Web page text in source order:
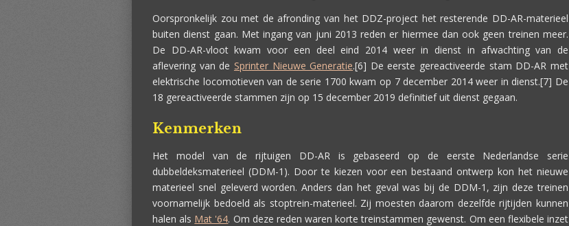
Oorspronkelijk zou met de afronding van het DDZ-project het resterende DD-AR-materieel
buiten dienst gaan. Met ingang van juni 2013 reden er hiermee dan ook geen treinen meer.
De DD-AR-vloot kwam voor een deel eind 2014 weer in dienst in afwachting van de
aflevering van de Sprinter Nieuwe Generatie.[6] De eerste gereactiveerde stam DD-AR met
elektrische locomotieven van de serie 1700 kwam op 7 december 2014 weer in dienst.[7] De
18 gereactiveerde stammen zijn op 15 december 2019 definitief uit dienst gegaan.
Kenmerken
Het model van de rijtuigen DD-AR is gebaseerd op de eerste Nederlandse serie
dubbeldeksmaterieel (DDM-1). Door te kiezen voor een bestaand ontwerp kon het nieuwe
materieel snel geleverd worden. Anders dan het geval was bij de DDM-1, zijn deze treinen
voornamelijk bedoeld als stoptrein-materieel. Zij moesten daarom dezelfde rijtijden kunnen
halen als Mat '64. Om deze reden waren korte treinstammen gewenst. Om een flexibele inzet